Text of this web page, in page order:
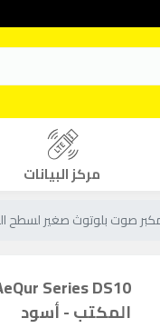
مركز البيانات
المكتب - أسود